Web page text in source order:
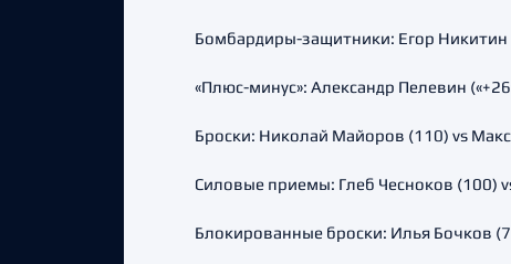
Бомбардиры-защитники: Егор
«Плюс-минус»: Александр Пелевин
Броски: Николай Майоров (110) vs
Силовые приемы: Глеб Чесноков (100)
Блокированные броски: Илья Бочков